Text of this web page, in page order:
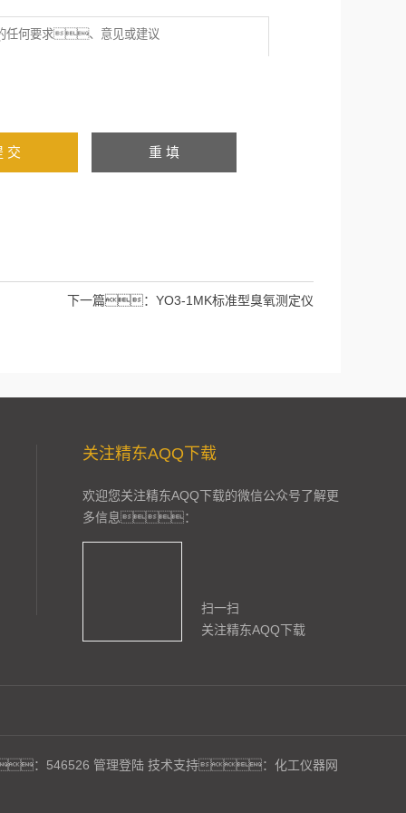
下一篇： YO3-1MK标准型臭氧测定仪
关注精东AQQ下载
欢迎您关注精东AQQ下载的微信公众号了解更
多信息：
扫一扫
关注精东AQQ下载
：546526 管理登陆 技术支持： 化工仪器网